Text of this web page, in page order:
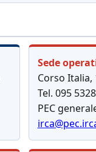
Sede
Corso Italia,
Tel. 095
PEC